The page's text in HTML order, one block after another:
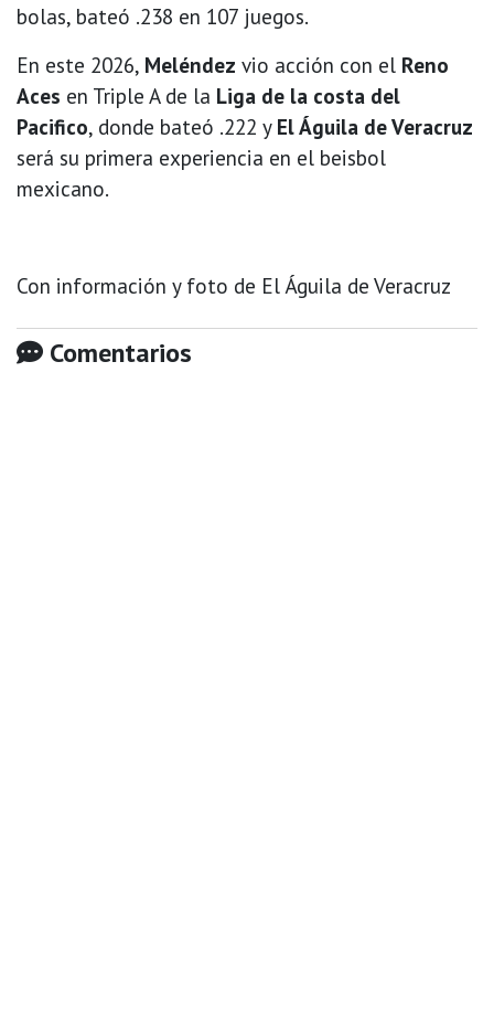
bolas, bateó .238 en 107 juegos.
En este 2026, Meléndez vio acción con el Reno
Aces en Triple A de la Liga de la costa del
Pacifico, donde bateó .222 y El Águila de Veracruz
será su primera experiencia en el beisbol
mexicano.
Con información y foto de El Águila de Veracruz
Comentarios